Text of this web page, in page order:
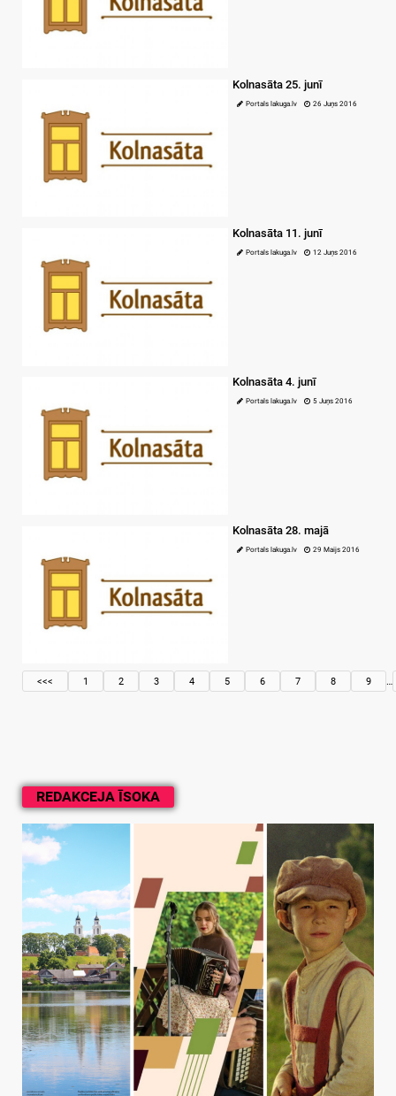
REDAKCEJA ĪSOKA
Kolnasāta 25. junī
Portals lakuga.lv 26 Juņs 2016
Kolnasāta 11. junī
Portals lakuga.lv 12 Juņs 2016
Kolnasāta 4. junī
Portals lakuga.lv 5 Juņs 2016
Kolnasāta 28. majā
Portals lakuga.lv 29 Maijs 2016
<<< 1 2 3 4 5 6 7 8 9